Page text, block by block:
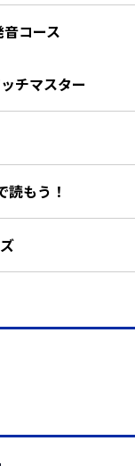
コース
チマスター
読もう！